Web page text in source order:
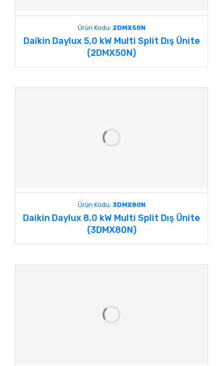
Ürün Kodu: 2DMX50N
Daikin Daylux 5,0 kW Multi Split Dış Ünite
(2DMX50N)
Ürün Kodu: 3DMX80N
Daikin Daylux 8,0 kW Multi Split Dış Ünite
(3DMX80N)